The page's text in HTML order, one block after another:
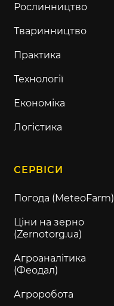
Рослинництво
Тваринництво
Практика
Технології
Економіка
Логістика
СЕРВІСИ
Погода (MeteoFarm)
Ціни на зерно
(Zernotorg.ua)
Агроаналітика
(Феодал)
Агроробота